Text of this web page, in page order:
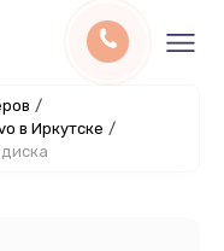
/
в Иркутске /